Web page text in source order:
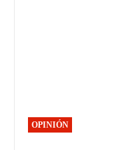
OPINIÓN